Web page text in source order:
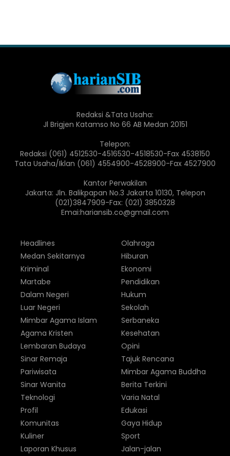
Redaksi &Tata Usaha:
Jl Brigjen Katamso No 66 AB Medan 20151
Telepon:
Redaksi (061) 4512530-4516530-4518530-Fax 4538150
Tata Usaha/Iklan (061) 4554900-4528900-Fax 4527900
Kantor Perwakilan
Jakarta: Jln. Balikpapan No.3 Jakarta 10130, Telepon
(021)3847909-Fax: (021) 3850328
Emai:hariansib.co@gmail.com
Headlines
Medan Sekitarnya
Kriminal
Martabe
Dalam Negeri
Luar Negeri
Olahraga
Hiburan
Ekonomi
Pendidikan
Hukum
Sekolah
Mimbar Agama Islam
Agama Kristen
Lembaran Budaya
Sinar Remaja
Pariwisata
Sinar Wanita
Serbaneka
Kesehatan
Opini
Tajuk Rencana
Mimbar Agama Buddha
Berita Terkini
Teknologi
Profil
Komunitas
Kuliner
Laporan Khusus
Varia Natal
Edukasi
Gaya Hidup
Sport
Jalan-jalan